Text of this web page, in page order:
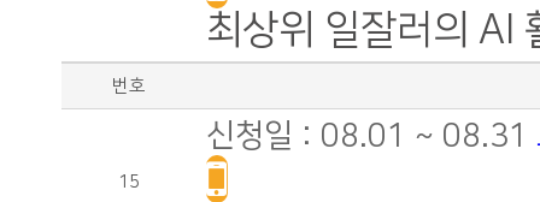
최상위 일잘러의 AI
번호
15
신청일 : 08.01 ~ 08.31